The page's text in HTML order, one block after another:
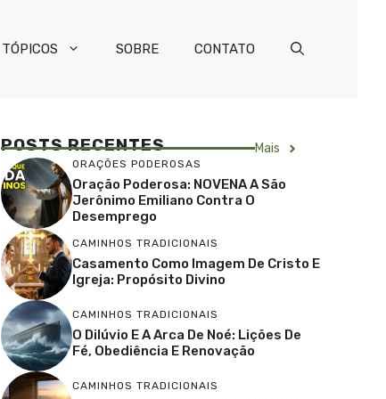
TÓPICOS SOBRE CONTATO
POSTS RECENTES Mais
ORAÇÕES PODEROSAS
Oração Poderosa: NOVENA A São
Jerônimo Emiliano Contra O
Desemprego
CAMINHOS TRADICIONAIS
Casamento Como Imagem De Cristo E
Igreja: Propósito Divino
CAMINHOS TRADICIONAIS
O Dilúvio E A Arca De Noé: Lições De
Fé, Obediência E Renovação
CAMINHOS TRADICIONAIS